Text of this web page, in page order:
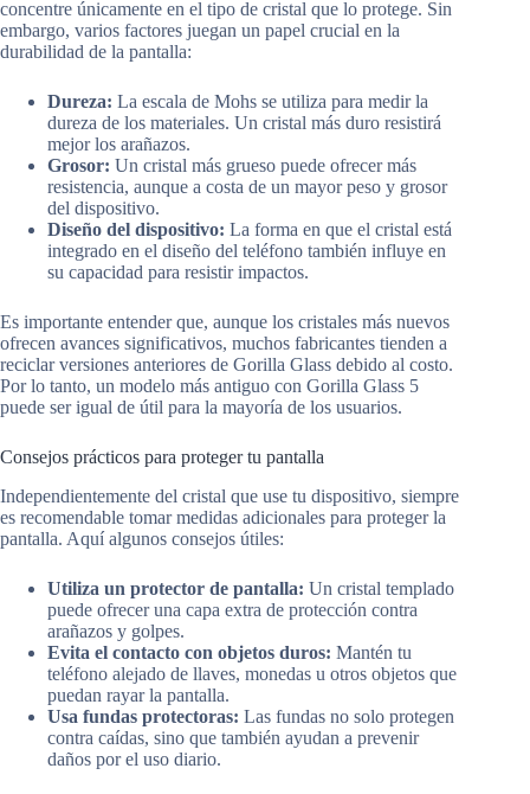
concentre únicamente en el tipo de cristal que lo protege. Sin
embargo, varios factores juegan un papel crucial en la
durabilidad de la pantalla:
Dureza: La escala de Mohs se utiliza para medir la
dureza de los materiales. Un cristal más duro resistirá
mejor los arañazos.
Grosor: Un cristal más grueso puede ofrecer más
resistencia, aunque a costa de un mayor peso y grosor
del dispositivo.
Diseño del dispositivo: La forma en que el cristal está
integrado en el diseño del teléfono también influye en
su capacidad para resistir impactos.
Es importante entender que, aunque los cristales más nuevos
ofrecen avances significativos, muchos fabricantes tienden a
reciclar versiones anteriores de Gorilla Glass debido al costo.
Por lo tanto, un modelo más antiguo con Gorilla Glass 5
puede ser igual de útil para la mayoría de los usuarios.
Consejos prácticos para proteger tu pantalla
Independientemente del cristal que use tu dispositivo, siempre
es recomendable tomar medidas adicionales para proteger la
pantalla. Aquí algunos consejos útiles:
Utiliza un protector de pantalla: Un cristal templado
puede ofrecer una capa extra de protección contra
arañazos y golpes.
Evita el contacto con objetos duros: Mantén tu
teléfono alejado de llaves, monedas u otros objetos que
puedan rayar la pantalla.
Usa fundas protectoras: Las fundas no solo protegen
contra caídas, sino que también ayudan a prevenir
daños por el uso diario.